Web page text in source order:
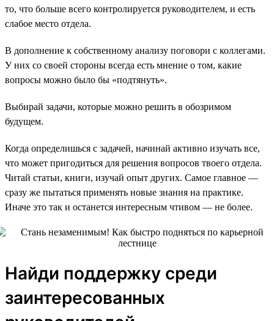
то, что больше всего контролируется руководителем, и есть
слабое место отдела.
В дополнение к собственному анализу поговори с коллегами.
У них со своей стороны всегда есть мнение о том, какие
вопросы можно было бы «подтянуть».
Выбирай задачи, которые можно решить в обозримом
будущем.
Когда определишься с задачей, начинай активно изучать все,
что может пригодиться для решения вопросов твоего отдела.
Читай статьи, книги, изучай опыт других. Самое главное —
сразу же пытаться применять новые знания на практике.
Иначе это так и останется интересным чтивом — не более.
Найди поддержку среди
заинтересованных